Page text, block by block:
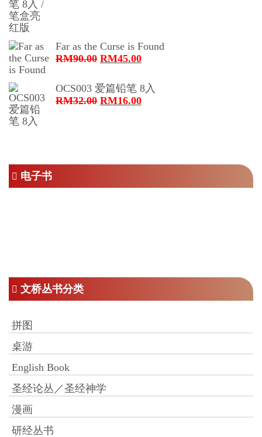
RM16.00。
Far as the Curse is Found
RM90.00 原
为：
RM90.00。
RM45.00当
价
格
OCS003 爱篇铅笔 8入
RM32.00 原
RM16.00当
RM16.00。
电子书
文桥丛书分类
拼图
桌游
English Book
圣经论丛／圣经神学
漫画
研经丛书